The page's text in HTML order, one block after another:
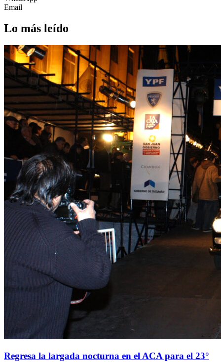
Email
Lo más leído
Regresa la largada nocturna en el ACA para el 23°